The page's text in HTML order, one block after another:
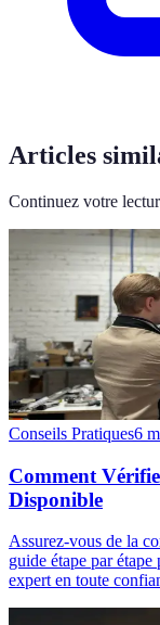
Articles
Continuez votre
Conseils Pratiques6
Comment
Disponible
Assurez-vous de la
guide étape par
expert en toute